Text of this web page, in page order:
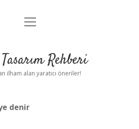
Anasayfa
Yasal Uyarı
menüyü
Rehberi
ilham alan yaratıcı öneriler!
denir